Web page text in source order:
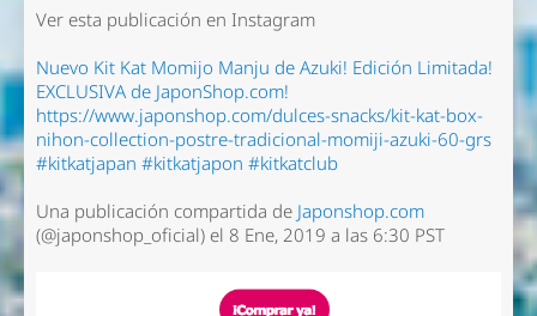
Ver esta publicación en Instagram
Nuevo Kit Kat Momijo Manju de Azuki! Edición Limitada!
EXCLUSIVA de JaponShop.com!
https://www.japonshop.com/dulces-snacks/kit-kat-box-
nihon-collection-postre-tradicional-momiji-azuki-60-grs
#kitkatjapan #kitkatjapon #kitkatclub
Una publicación compartida de Japonshop.com
(@japonshop_oficial) el 8 Ene, 2019 a las 6:30 PST